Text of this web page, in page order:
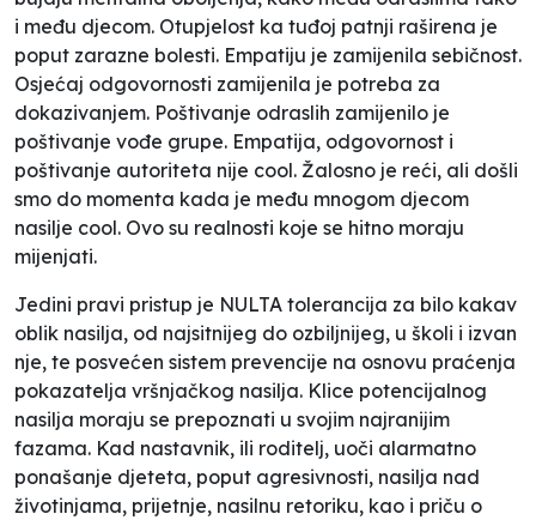
i među djecom. Otupjelost ka tuđoj patnji raširena je
poput zarazne bolesti. Empatiju je zamijenila sebičnost.
Osjećaj odgovornosti zamijenila je potreba za
dokazivanjem. Poštivanje odraslih zamijenilo je
poštivanje vođe grupe. Empatija, odgovornost i
poštivanje autoriteta nije cool. Žalosno je reći, ali došli
smo do momenta kada je među mnogom djecom
nasilje cool. Ovo su realnosti koje se hitno moraju
mijenjati.
Jedini pravi pristup je NULTA tolerancija za bilo kakav
oblik nasilja, od najsitnijeg do ozbiljnijeg, u školi i izvan
nje, te posvećen sistem prevencije na osnovu praćenja
pokazatelja vršnjačkog nasilja. Klice potencijalnog
nasilja moraju se prepoznati u svojim najranijim
fazama. Kad nastavnik, ili roditelj, uoči alarmatno
ponašanje djeteta, poput agresivnosti, nasilja nad
životinjama, prijetnje, nasilnu retoriku, kao i priču o